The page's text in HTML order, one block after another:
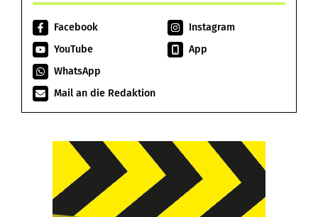
Facebook
Instagram
YouTube
App
WhatsApp
Mail an die Redaktion